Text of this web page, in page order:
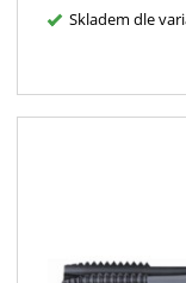
Skladem dle